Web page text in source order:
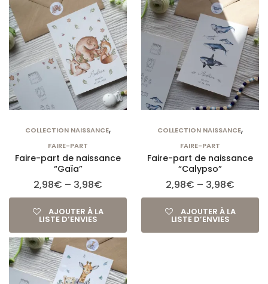
COLLECTION NAISSANCE,
FAIRE-PART
Faire-part de naissance
“Gaïa”
2,98€ – 3,98€
AJOUTER À LA
LISTE D’ENVIES
COLLECTION NAISSANCE,
FAIRE-PART
Faire-part de naissance
“Calypso”
2,98€ – 3,98€
AJOUTER À LA
LISTE D’ENVIES